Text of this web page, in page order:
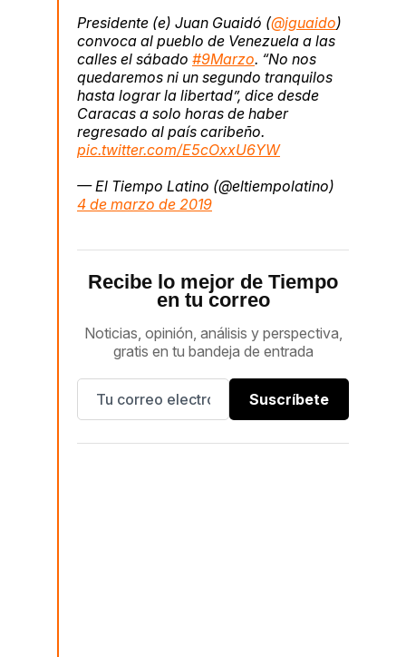
Presidente (e) Juan Guaidó (@jguaido)
convoca al pueblo de Venezuela a las
calles el sábado #9Marzo. “No nos
quedaremos ni un segundo tranquilos
hasta lograr la libertad”, dice desde
Caracas a solo horas de haber
regresado al país caribeño.
pic.twitter.com/E5cOxxU6YW
— El Tiempo Latino (@eltiempolatino)
4 de marzo de 2019
Recibe lo mejor de Tiempo
en tu correo
Noticias, opinión, análisis y perspectiva,
gratis en tu bandeja de entrada
Suscríbete